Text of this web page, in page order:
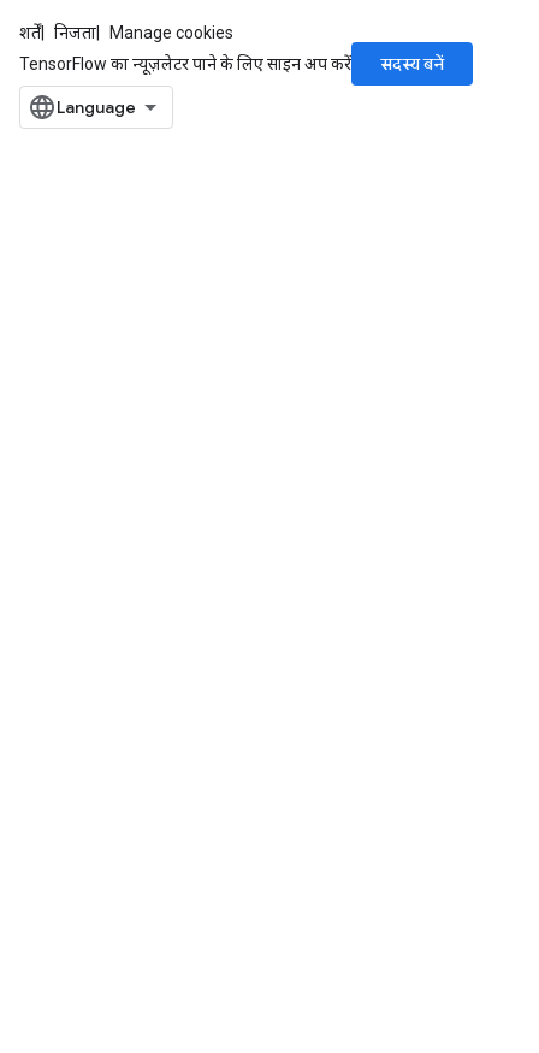
शर्तें निजता
Manage cookies
TensorFlow का न्यूज़लेटर पाने के लिए साइन अप करें
सदस्य बनें